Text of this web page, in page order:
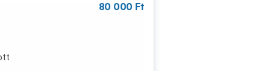
80 000 Ft